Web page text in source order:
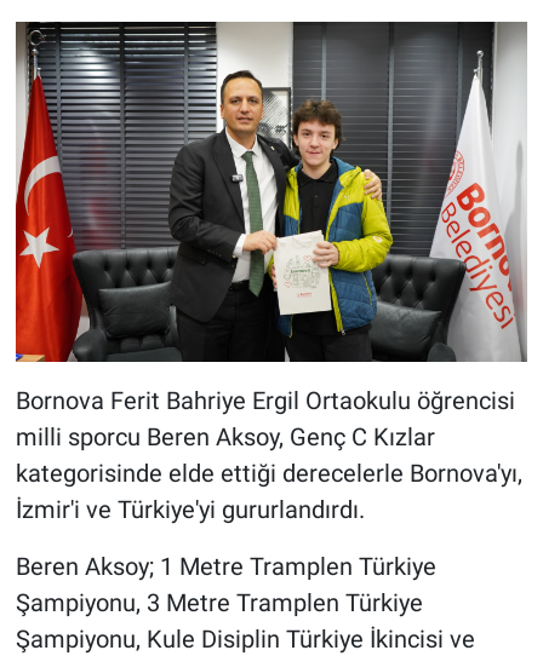
Bornova Ferit Bahriye Ergil Ortaokulu öğrencisi
milli sporcu Beren Aksoy, Genç C Kızlar
kategorisinde elde ettiği derecelerle Bornova'yı,
İzmir'i ve Türkiye'yi gururlandırdı.
Beren Aksoy; 1 Metre Tramplen Türkiye
Şampiyonu, 3 Metre Tramplen Türkiye
Şampiyonu, Kule Disiplin Türkiye İkincisi ve